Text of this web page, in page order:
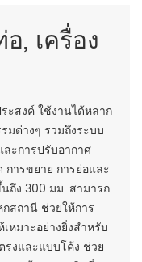
, เครื่อง
ะสงค์ ใช้งานได้หลาก
ต่างๆ รวมถึงระบบ
ละการปรับอากาศ
ารขยาย การย่อและ
ถึง 300 มม. สามารถ
สถานี ช่วยให้การ
หมาะอย่างยิ่งสำหรับ
รงและแบบโค้ง ช่วย